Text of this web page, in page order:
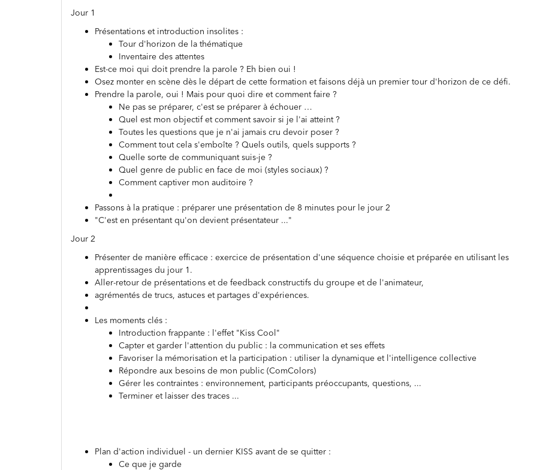
Jour 1
Présentations et introduction insolites :
Tour d'horizon de la thématique
Inventaire des attentes
Est-ce moi qui doit prendre la parole ? Eh bien oui !
Osez monter en scène dès le départ de cette formation et faisons déjà un premier tour d'horizon de ce défi.
Prendre la parole, oui ! Mais pour quoi dire et comment faire ?
Ne pas se préparer, c'est se préparer à échouer …
Quel est mon objectif et comment savoir si je l'ai atteint ?
Toutes les questions que je n'ai jamais cru devoir poser ?
Comment tout cela s'emboîte ? Quels outils, quels supports ?
Quelle sorte de communiquant suis-je ?
Quel genre de public en face de moi (styles sociaux) ?
Comment captiver mon auditoire ?
Passons à la pratique : préparer une présentation de 8 minutes pour le jour 2
"C'est en présentant qu'on devient présentateur ..."
Jour 2
Présenter de manière efficace : exercice de présentation d'une séquence choisie et préparée en utilisant les
apprentissages du jour 1.
Aller-retour de présentations et de feedback constructifs du groupe et de l'animateur,
agrémentés de trucs, astuces et partages d'expériences.
Les moments clés :
Introduction frappante : l'effet "Kiss Cool"
Capter et garder l'attention du public : la communication et ses effets
Favoriser la mémorisation et la participation : utiliser la dynamique et l'intelligence collective
Répondre aux besoins de mon public (ComColors)
Gérer les contraintes : environnement, participants préoccupants, questions, ...
Terminer et laisser des traces ...
Plan d'action individuel - un dernier KISS avant de se quitter :
Ce que je garde